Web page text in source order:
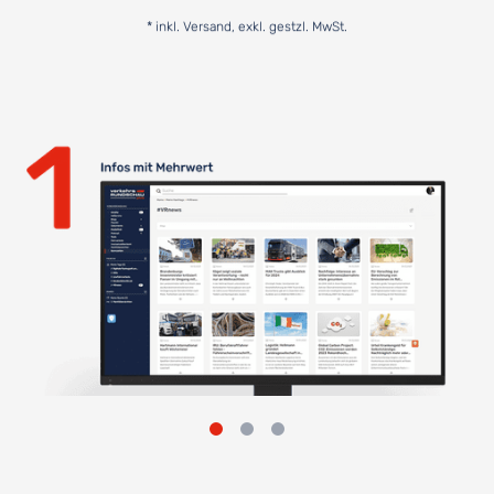
* inkl. Versand, exkl. gestzl. MwSt.